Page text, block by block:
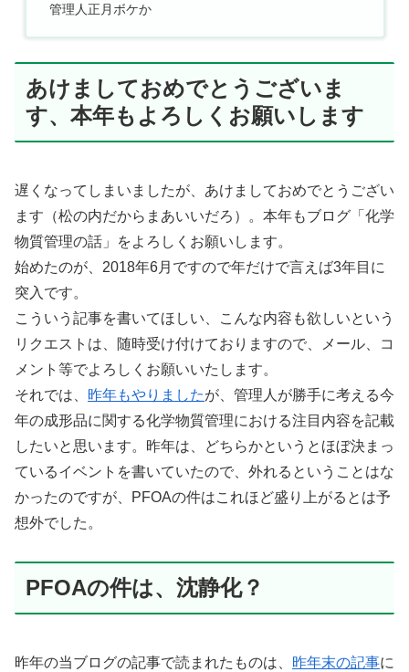
管理人正月ボケか
あけましておめでとうございま
す、本年もよろしくお願いします
遅くなってしまいましたが、あけましておめでとうござい
ます（松の内だからまあいいだろ）。本年もブログ「化学
物質管理の話」をよろしくお願いします。
始めたのが、2018年6月ですので年だけで言えば3年目に
突入です。
こういう記事を書いてほしい、こんな内容も欲しいという
リクエストは、随時受け付けておりますので、メール、コ
メント等でよろしくお願いいたします。
それでは、 昨年もやりましたが、管理人が勝手に考える今
年の成形品に関する化学物質管理における注目内容を記載
したいと思います。昨年は、どちらかというとほぼ決まっ
ているイベントを書いていたので、外れるということはな
かったのですが、PFOAの件はこれほど盛り上がるとは予
想外でした。
PFOAの件は、沈静化？
昨年の当ブログの記事で読まれたものは、 昨年末の記事に